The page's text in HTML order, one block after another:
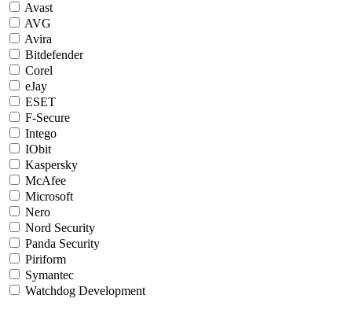
Avast
AVG
Avira
Bitdefender
Corel
eJay
ESET
F-Secure
Intego
IObit
Kaspersky
McAfee
Microsoft
Nero
Nord Security
Panda Security
Piriform
Symantec
Watchdog Development